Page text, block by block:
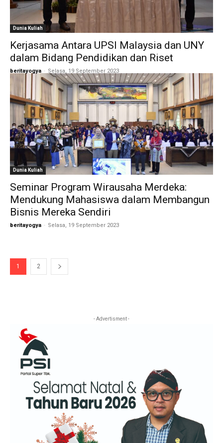
Dunia Kuliah
Kerjasama Antara UPSI Malaysia dan UNY
dalam Bidang Pendidikan dan Riset
beritayogya - Selasa, 19 September 2023
Dunia Kuliah
Seminar Program Wirausaha Merdeka:
Mendukung Mahasiswa dalam Membangun
Bisnis Mereka Sendiri
beritayogya - Selasa, 19 September 2023
1 2
- Advertisment -